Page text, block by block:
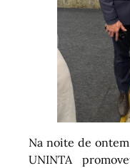
Na noite de
UNINTA